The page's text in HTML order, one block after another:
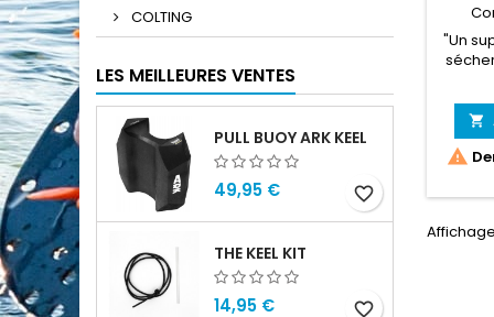
COLTING
LES MEILLEURES VENTES
PULL BUOY ARK KEEL
49,95 € favorite_border
THE KEEL KIT
14,95 € favorite_border
"Un

